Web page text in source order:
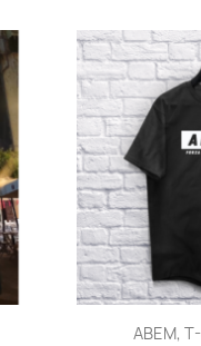

ABEM,